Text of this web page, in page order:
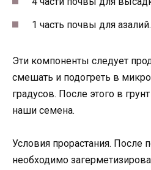
1 часть почвы для азалий.
Эти компоненты следует
смешать и подогреть в
градусов. После этого в
наши семена.
Условия прорастания. После
необходимо